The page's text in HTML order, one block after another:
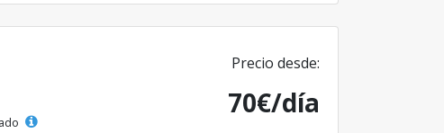
Precio desde:
70€/día